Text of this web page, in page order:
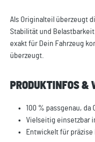
Als Originalteil überzeugt
Stabilität und
exakt für Dein Fahrzeug
überzeugt.
PRODUKTINFOS &
100 % passgenau, da
Vielseitig einsetzbar
Entwickelt für